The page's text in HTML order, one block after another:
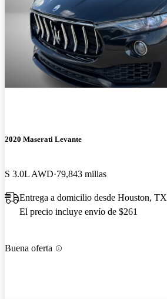
2020 Maserati Levante
S 3.0L AWD 79,843 millas
Entrega a domicilio desde Houston, TX
El precio incluye envío de $261
Buena oferta